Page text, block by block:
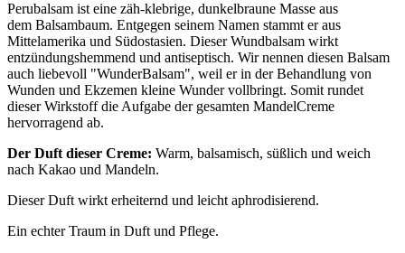
Perubalsam ist eine zäh-klebrige, dunkelbraune Masse aus
dem Balsambaum. Entgegen seinem Namen stammt er aus
Mittelamerika und Südostasien. Dieser Wundbalsam wirkt
entzündungshemmend und antiseptisch. Wir nennen diesen Balsam
auch liebevoll "WunderBalsam", weil er in der Behandlung von
Wunden und Ekzemen kleine Wunder vollbringt. Somit rundet
dieser Wirkstoff die Aufgabe der gesamten MandelCreme
hervorragend ab.
Der Duft dieser Creme: Warm, balsamisch, süßlich und weich
nach Kakao und Mandeln.
Dieser Duft wirkt erheiternd und leicht aphrodisierend.
Ein echter Traum in Duft und Pflege.